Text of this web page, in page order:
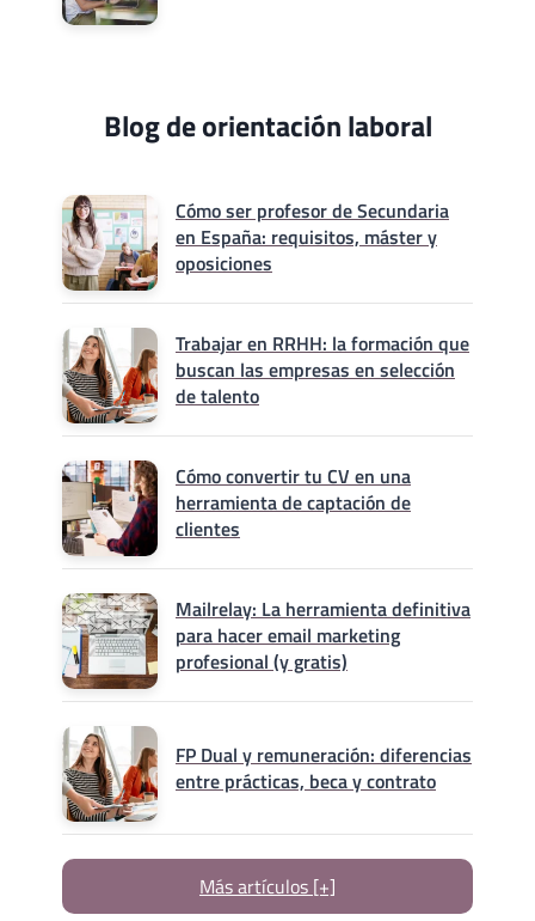
Blog de orientación laboral
Cómo ser profesor de Secundaria
en España: requisitos, máster y
oposiciones
Trabajar en RRHH: la formación que
buscan las empresas en selección
de talento
Cómo convertir tu CV en una
herramienta de captación de
clientes
Mailrelay: La herramienta definitiva
para hacer email marketing
profesional (y gratis)
FP Dual y remuneración: diferencias
entre prácticas, beca y contrato
Más artículos [+]